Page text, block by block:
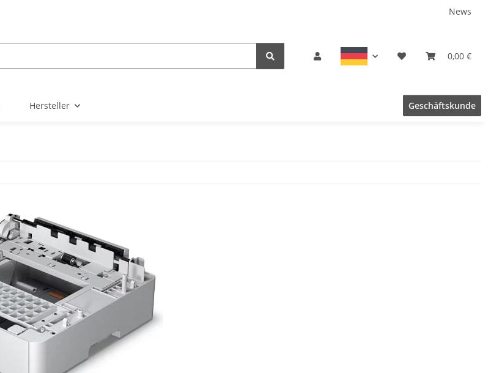
News
0,00 €
Hersteller Geschäftskunde